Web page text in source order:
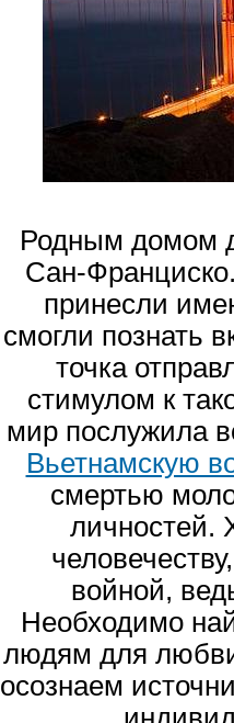
Родным домом
Сан-
принесли
смогли познать
точка
стимулом к
мир послужила
Вьетнамскую
смертью
личностей.
войной,
Необходимо
людям для
осознаем